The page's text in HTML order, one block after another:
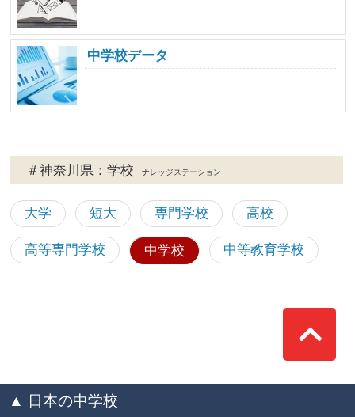
中学校データ
＃神奈川県：学校 ナレッジステーション
大学 短大 専門学校 高校
高等専門学校 中学校 中等教育学校
Top
▲ 日本の中学校